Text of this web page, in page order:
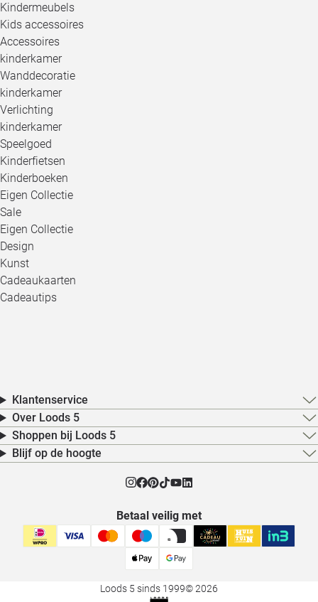
Kindermeubels
Kids accessoires
Accessoires
kinderkamer
Wanddecoratie
kinderkamer
Verlichting
kinderkamer
Speelgoed
Kinderfietsen
Kinderboeken
Eigen Collectie
Sale
Eigen Collectie
Design
Kunst
Cadeaukaarten
Cadeautips
Klantenservice
Over Loods 5
Shoppen bij Loods 5
Blijf op de hoogte
Betaal veilig met
Loods 5 sinds 1999© 2026